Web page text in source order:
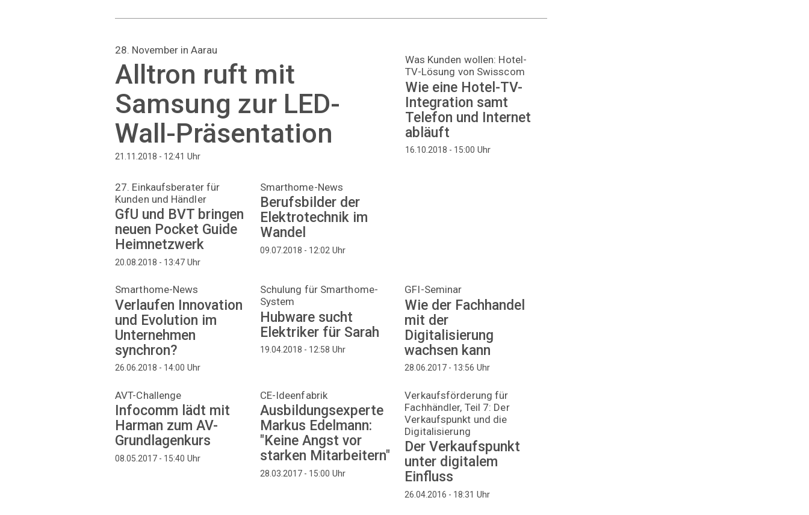
28. November in Aarau
Alltron ruft mit
Samsung zur LED-
Wall-Präsentation
21.11.2018 - 12:41 Uhr
Was Kunden wollen: Hotel-
TV-Lösung von Swisscom
Wie eine Hotel-TV-
Integration samt
Telefon und Internet
abläuft
16.10.2018 - 15:00 Uhr
27. Einkaufsberater für
Kunden und Händler
GfU und BVT bringen
neuen Pocket Guide
Heimnetzwerk
20.08.2018 - 13:47 Uhr
Smarthome-News
Berufsbilder der
Elektrotechnik im
Wandel
09.07.2018 - 12:02 Uhr
Smarthome-News
Verlaufen Innovation
und Evolution im
Unternehmen
synchron?
26.06.2018 - 14:00 Uhr
Schulung für Smarthome-
System
Hubware sucht
Elektriker für Sarah
19.04.2018 - 12:58 Uhr
GFI-Seminar
Wie der Fachhandel
mit der
Digitalisierung
wachsen kann
28.06.2017 - 13:56 Uhr
AVT-Challenge
Infocomm lädt mit
Harman zum AV-
Grundlagenkurs
08.05.2017 - 15:40 Uhr
CE-Ideenfabrik
Ausbildungsexperte
Markus Edelmann:
"Keine Angst vor
starken Mitarbeitern"
28.03.2017 - 15:00 Uhr
Verkaufsförderung für
Fachhändler, Teil 7: Der
Verkaufspunkt und die
Digitalisierung
Der Verkaufspunkt
unter digitalem
Einfluss
26.04.2016 - 18:31 Uhr